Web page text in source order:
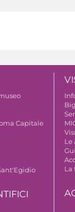
Capitale
Le
La